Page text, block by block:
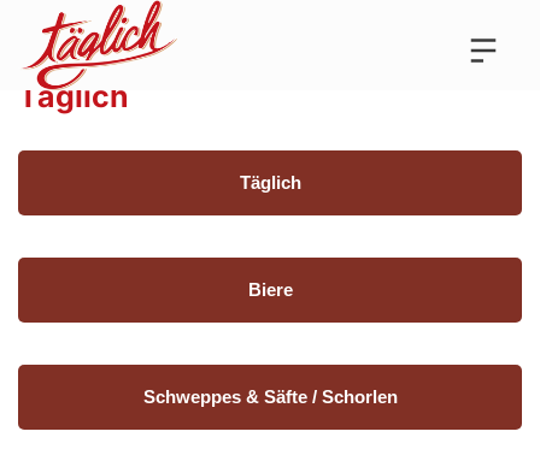
Täglich
Täglich
Biere
Schweppes & Säfte / Schorlen